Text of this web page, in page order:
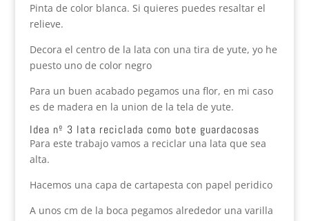
Pinta de color blanca. Si quieres puedes resaltar el
relieve.
Decora el centro de la lata con una tira de yute, yo he
puesto uno de color negro
Para un buen acabado pegamos una flor, en mi caso
es de madera en la union de la tela de yute.
Idea nº 3 lata reciclada como bote guardacosas
Para este trabajo vamos a reciclar una lata que sea
alta.
Hacemos una capa de cartapesta con papel peridico
A unos cm de la boca pegamos alrededor una varilla